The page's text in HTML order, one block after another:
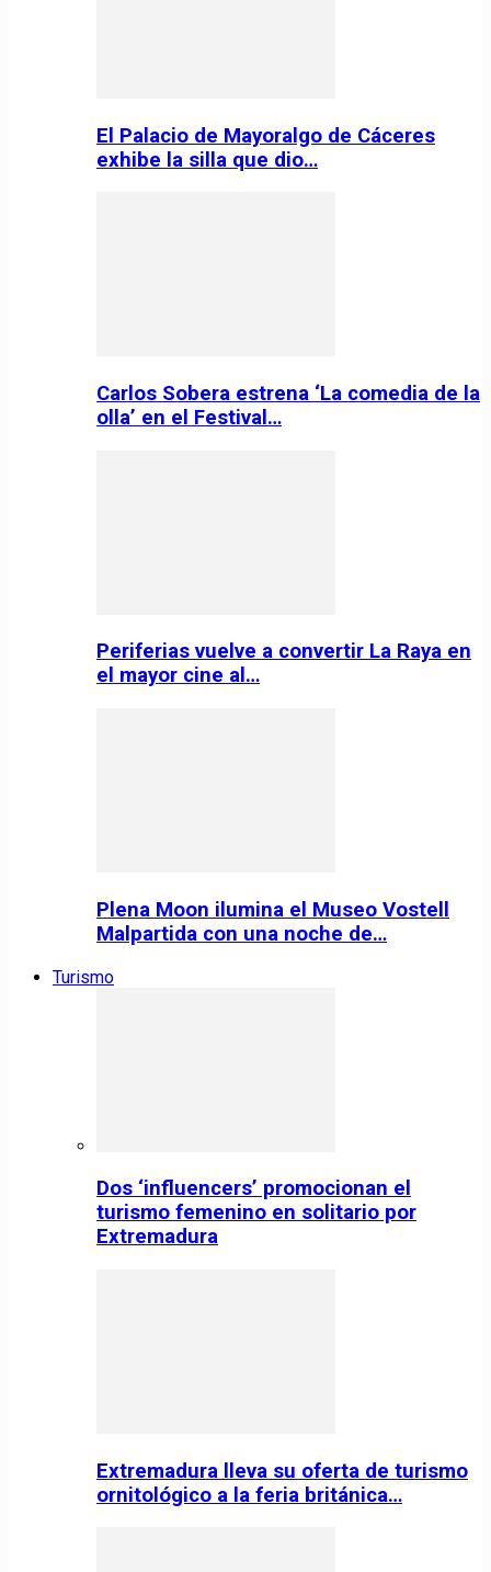
El Palacio de Mayoralgo de Cáceres
exhibe la silla que dio…
Carlos Sobera estrena ‘La comedia de la
olla’ en el Festival…
Periferias vuelve a convertir La Raya en
el mayor cine al…
Plena Moon ilumina el Museo Vostell
Malpartida con una noche de…
Turismo
Dos ‘influencers’ promocionan el
turismo femenino en solitario por
Extremadura
Extremadura lleva su oferta de turismo
ornitológico a la feria británica…